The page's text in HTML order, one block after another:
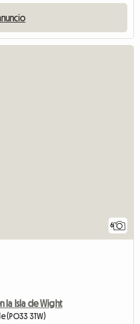
6
la Isla de Wight
(PO33 3TW)